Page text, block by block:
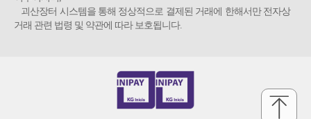
괴산장터 시스템을 통해 정상적으로 결제된 거래에 한해서만 전자상
거래 관련 법령 및 약관에 따라 보호됩니다.